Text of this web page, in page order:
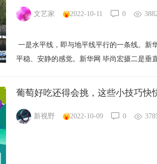
文艺家 2022-10-11 0
一是水平线，即与地平线平行的一条线。
平稳、安静的感觉。新华网 毕尚宏摄二是垂
葡萄好吃还得会挑，这些小技巧快
新视野 2022-10-09 0